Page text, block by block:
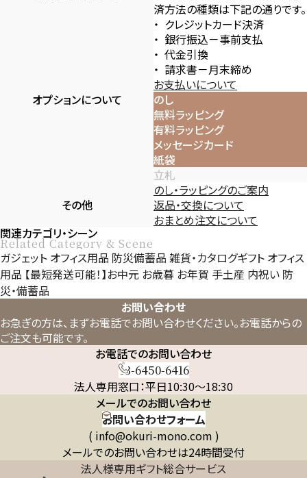
済方法の種類は下記の通りです。
クレジットカード決済
銀行振込－事前支払
代金引換
請求書－月末締め
お支払いについて
オプションについて
のし
無料ラッピング
有料ラッピング
メッセージカード
紙袋
立札
のし・ラッピングのご案内
その他
返品・交換について
おまとめ注文について
関連カテゴリ・シーン
Related Category & Scene
ガジェット オフィス用品 防災備蓄品 雑貨・カタログギフト オフィス
用品 【最短発送可能！】お中元 お歳暮 お年賀 手土産 内祝い 防
災・備蓄品
お問い合わせ
お急ぎの方は、まずお電話でお問い合わせください。お電話からの
ご注文も可能です。
お電話でのお問い合わせ
03-6450-6416
法人専用窓口：平日10:30～18:30
メールでのお問い合わせ
お問い合わせフォーム
( info@okuri-mono.com )
メールでのお問い合わせは24時間受付
法人様専用ギフト総合サービス